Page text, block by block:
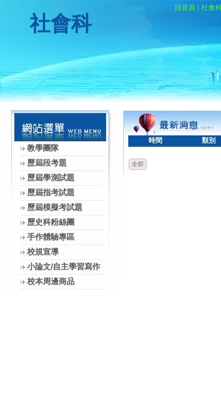
回首頁 | 社會
社會科
教學團隊
歷屆段考題
歷屆學測試題
歷屆指考試題
歷屆模擬考試題
歷史科粉絲團
手作體驗專區
校規宣導
小論文/自主學習寫作
校本周邊商品
時間 類別
全部